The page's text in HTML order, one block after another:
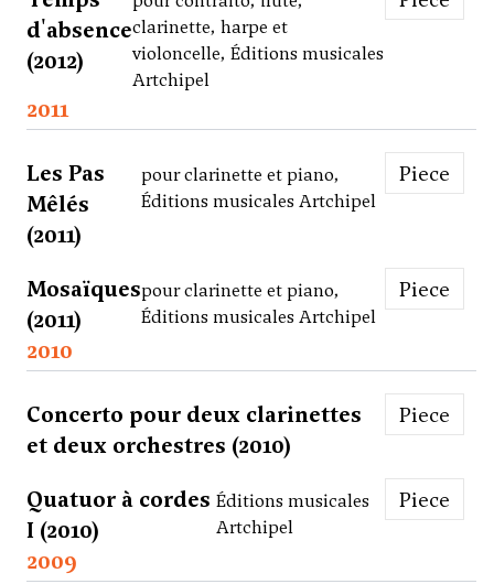
d'absence
(2012)
clarinette, harpe et
violoncelle, Éditions musicales
Artchipel
2011
Les Pas
Mêlés
(2011)
pour clarinette et piano,
Éditions musicales Artchipel
Piece
Mosaïques
(2011)
pour clarinette et piano,
Éditions musicales Artchipel
Piece
2010
Concerto pour deux clarinettes
et deux orchestres (2010)
Piece
Quatuor à cordes
I (2010)
Éditions musicales
Artchipel
Piece
2009